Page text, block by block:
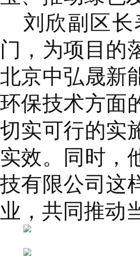
刘欣副区
门，为项目的
北京中弘晟新
环保技术方面
切实可行的实
实效。同时，
技有限公司这
业，共同推动